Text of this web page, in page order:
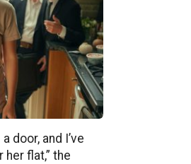
door, and I’ve
flat,” the